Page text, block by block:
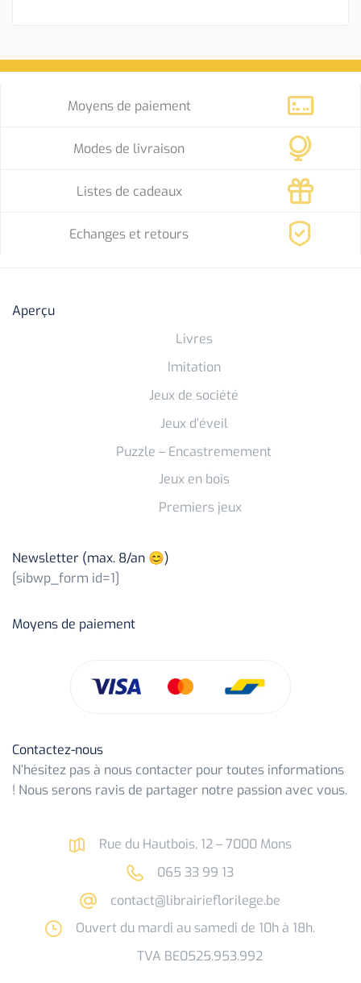
Moyens de paiement
Modes de livraison
Listes de cadeaux
Echanges et retours
Aperçu
Livres
Imitation
Jeux de société
Jeux d’éveil
Puzzle – Encastremement
Jeux en bois
Premiers jeux
Newsletter (max. 8/an 😊)
[sibwp_form id=1]
Moyens de paiement
Contactez-nous
N’hésitez pas à nous contacter pour toutes informations
! Nous serons ravis de partager notre passion avec vous.
Rue du Hautbois, 12 – 7000 Mons
065 33 99 13
contact@librairieflorilege.be
Ouvert du mardi au samedi de 10h à 18h.
TVA BE0525.953.992